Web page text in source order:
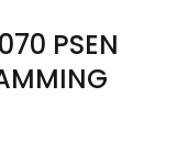
PSEN